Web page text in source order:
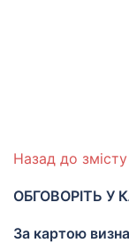
Назад до змісту
ОБГОВОРІТЬ У
За картою